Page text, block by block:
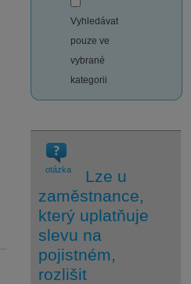
Vyhledávat
pouze ve
vybrané
kategorii
otázka
Lze u
zaměstnance,
který uplatňuje
slevu na
pojistném,
rozlišit